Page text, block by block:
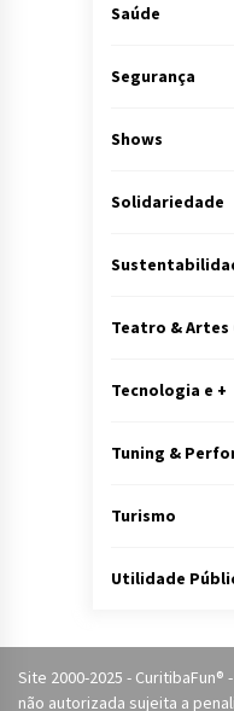
Saúde
Segurança
Shows
Solidariedade
Teatro & Artes
Tecnologia e +
Tuning &
Turismo
Utilidade
Site 2000-2025 -
não autorizada sujeita a